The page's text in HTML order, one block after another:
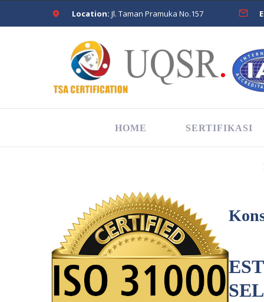
Location: Jl. Taman Pramuka No.157
HOME SERTIFIKASI